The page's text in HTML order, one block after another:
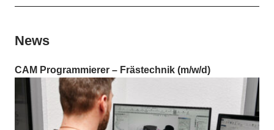
News
CAM Programmierer – Frästechnik (m/w/d)